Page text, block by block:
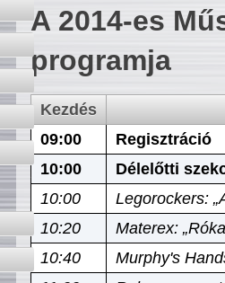
A 2014-es
programja
Kezdés
09:00
Regisztráció
10:00
Délelőtti
10:00
Legorockers:
10:20
Materex:
10:40
Murphy's